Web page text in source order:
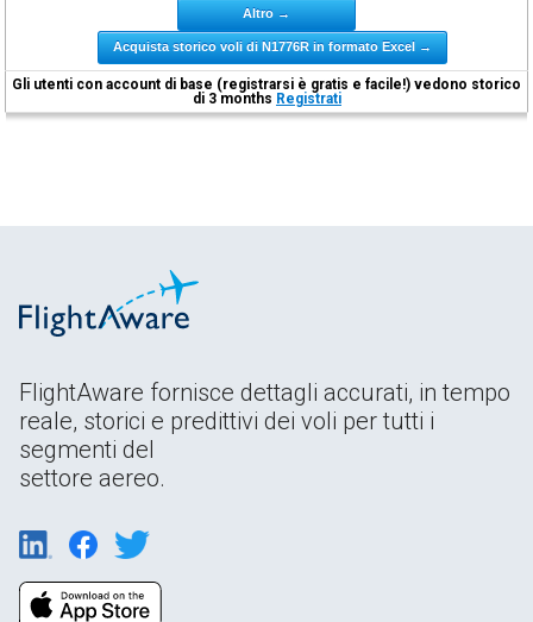
Altro →
Acquista storico voli di N1776R in formato Excel →
Gli utenti con account di base (registrarsi è gratis e facile!) vedono storico
di 3 months Registrati
FlightAware fornisce dettagli accurati, in tempo
reale, storici e predittivi dei voli per tutti i
segmenti del
settore aereo.